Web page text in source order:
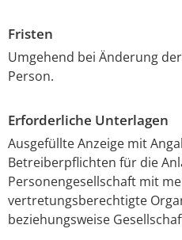
Fristen
Umgehend bei Änderung
Person.
Erforderliche Unterlagen
Ausgefüllte Anzeige mit
Betreiberpflichten für die
Personengesellschaft mit
vertretungsberechtigte
beziehungsweise